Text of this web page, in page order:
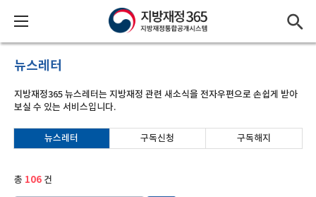
뉴스레터
지방재정365 뉴스레터는 지방재정 관련 새소식을 전자우편으로 손쉽게 받아
보실 수 있는 서비스입니다.
뉴스레터 구독신청 구독해지
총 106 건